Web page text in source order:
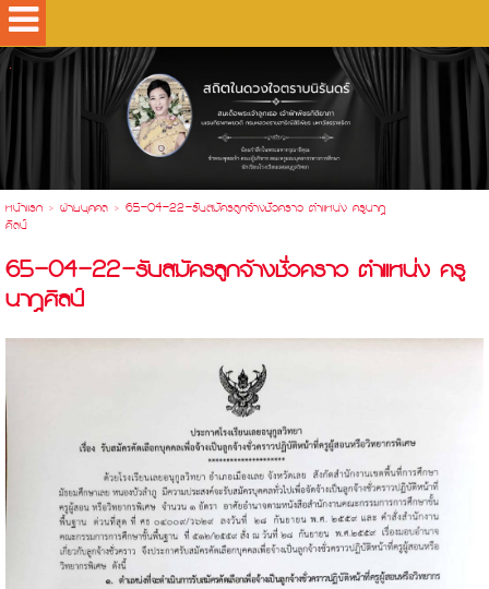
.
หน้าแรก> ฝ่ายบุคคล> 65-04-22-รับสมัครลูกจ้างชั่วคราว ตำแหน่ง ครูนาฎ
ศิลป์
65-04-22-รับสมัครลูกจ้างชั่วคราว ตำแหน่ง ครู
นาฎศิลป์